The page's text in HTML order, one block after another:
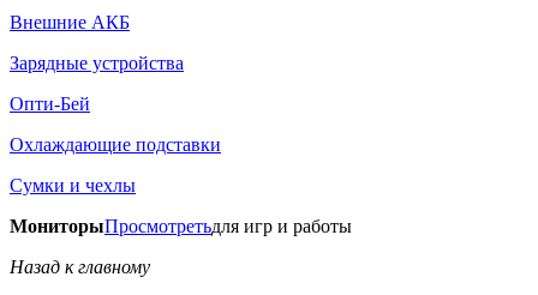
Внешние АКБ
Зарядные устройства
Опти-Бей
Охлаждающие подставки
Сумки и чехлы
МониторыПросмотретьдля игр и работы
Назад к главному